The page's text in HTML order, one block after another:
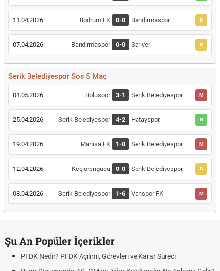
11.04.2026 Bodrum FK 0-0 Bandırmaspor B
07.04.2026 Bandırmaspor 0-0 Sarıyer B
Serik Belediyespor Son 5 Maç
01.05.2026 Boluspor 3-1 Serik Belediyespor M
25.04.2026 Serik Belediyespor 4-2 Hatayspor G
19.04.2026 Manisa FK 1-0 Serik Belediyespor M
12.04.2026 Keçiörengücü 0-0 Serik Belediyespor B
08.04.2026 Serik Belediyespor 1-6 Vanspor FK M
Şu An Popüler İçerikler
PFDK Nedir? PFDK Açılımı, Görevleri ve Karar Süreci